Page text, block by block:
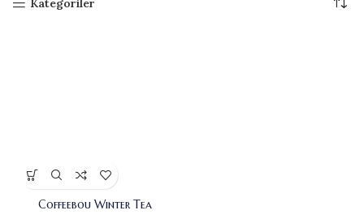
Kategoriler
Coffeebou Winter Tea